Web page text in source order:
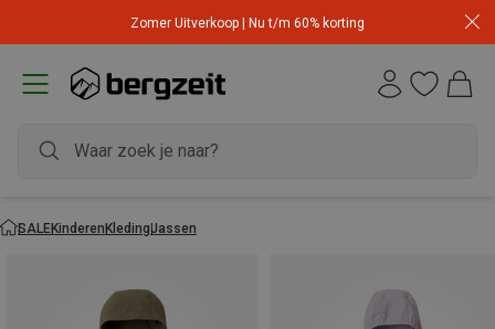
Zomer Uitverkoop | Nu t/m 60% korting
SALEKinderenKledingJassen